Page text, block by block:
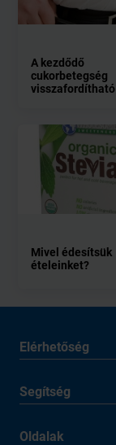
A kezdődő
cukorbetegség
visszafordítható
Mivel édesítsük
ételeinket?
Elérhetőség
Segítség
Oldalak